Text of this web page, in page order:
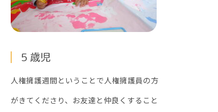
５歳児
人権擁護週間ということで人権擁護員の方
がきてくださり、お友達と仲良くすること